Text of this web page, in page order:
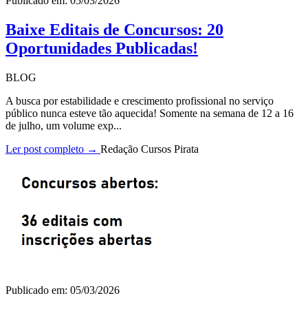
Baixe Editais de Concursos: 20
Oportunidades Publicadas!
BLOG
A busca por estabilidade e crescimento profissional no serviço
público nunca esteve tão aquecida! Somente na semana de 12 a 16
de julho, um volume exp...
Ler post completo → Redação Cursos Pirata
Publicado em: 05/03/2026